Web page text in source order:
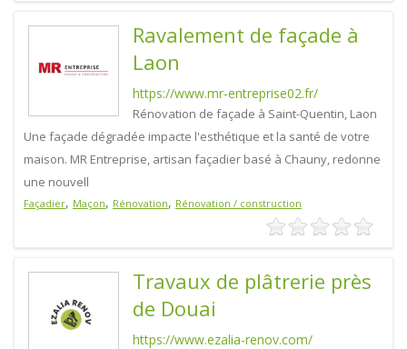
Ravalement de façade à
Laon
https://www.mr-entreprise02.fr/
Rénovation de façade à Saint-Quentin, Laon
Une façade dégradée impacte l'esthétique et la santé de votre
maison. MR Entreprise, artisan façadier basé à Chauny, redonne
une nouvell
Façadier, Maçon, Rénovation, Rénovation / construction
Travaux de plâtrerie près
de Douai
https://www.ezalia-renov.com/